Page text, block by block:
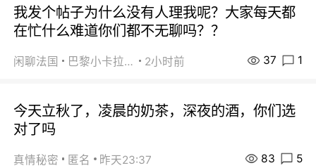
我发个帖子为什么没有人理我呢？大家每天都
在忙什么难道你们都不无聊吗？？
闲聊法国 巴黎小卡拉咪 2小时前 37 1
今天立秋了，凌晨的奶茶，深夜的酒，你们选
对了吗
真情秘密 匿名 昨天23:37 83 5